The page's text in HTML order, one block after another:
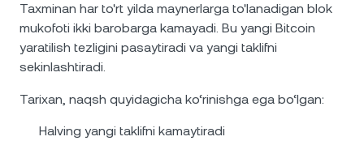
Taxminan har to'rt yilda maynerlarga to'lanadigan blok
mukofoti ikki barobarga kamayadi. Bu yangi Bitcoin
yaratilish tezligini pasaytiradi va yangi taklifni
sekinlashtiradi.
Tarixan, naqsh quyidagicha ko‘rinishga ega bo‘lgan:
Halving yangi taklifni kamaytiradi